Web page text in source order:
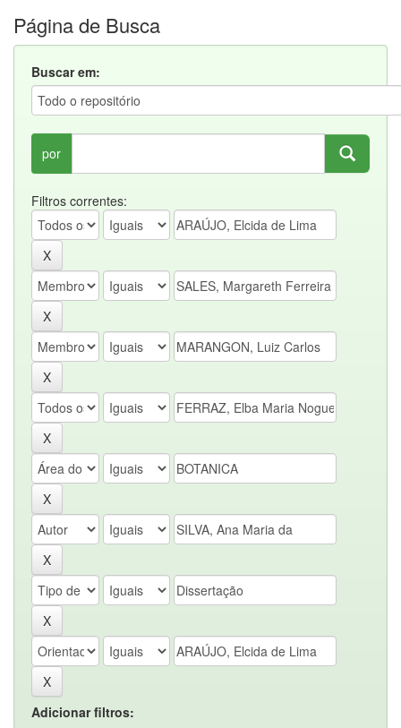
Página de Busca
Buscar em:
por
Filtros correntes:
Adicionar filtros: